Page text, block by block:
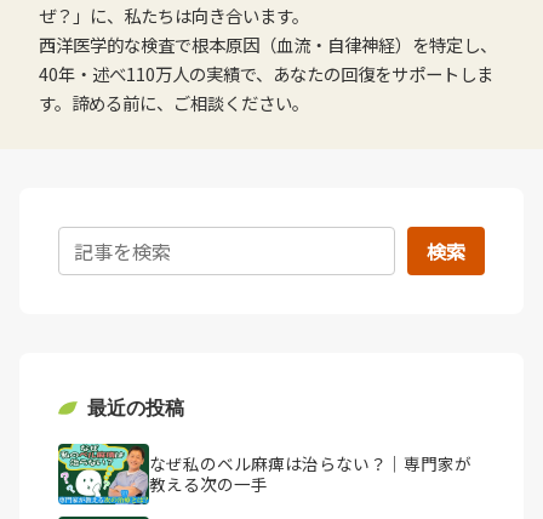
ぜ？」に、私たちは向き合います。
西洋医学的な検査で根本原因（血流・自律神経）を特定し、
40年・述べ110万人の実績で、あなたの回復をサポートしま
す。諦める前に、ご相談ください。
検索
最近の投稿
なぜ私のベル麻痺は治らない？｜専門家が
教える次の一手